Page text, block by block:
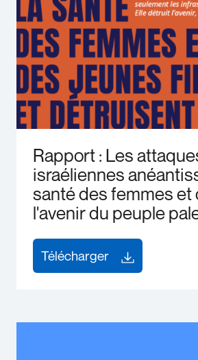
Rapport : Les
israéliennes
santé des femmes
l'avenir du peuple
Télécharger